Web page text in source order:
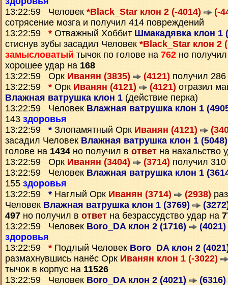
13:22:59 Человек *Black_Star клон 2 (-4014)
(-
сотрясение мозга и получил 414 повреждений
13:22:59 * Отважный Хоббит Шмакадявка клон 1
стиснув зубы засадил Человек *Black_Star клон 2
замысловатый тычок по голове на 762 но
хорошее удар на 168
13:22:59 Орк Иванян (3835) (4121) получил 286
13:22:59 * Орк Иванян (4121) (4121) отразил
Влажная ватрушка клон 1 (действие перка)
13:22:59 Человек Влажная ватрушка клон 1
143 здоровья
13:22:59 * Злопамятный Орк Иванян (4121)
засадил Человек Влажная ватрушка клон 1
голове на 1434 но получил в ответ на нахальство
13:22:59 Орк Иванян (3404) (3714) получил 310
13:22:59 Человек Влажная ватрушка клон 1
155 здоровья
13:22:59 * Наглый Орк Иванян (3714) (2938)
Человек Влажная ватрушка клон 1 (3769)
497 но получил в ответ на безрассудство удар на
13:22:59 Человек Boro_DA клон 2 (1716) (4021)
здоровья
13:22:59 * Подлый Человек Boro_DA клон 2
размахнувшись нанёс Орк Иванян клон 1 (-3022)
тычок в корпус на 11526
13:22:59 Человек Boro_DA клон 2 (4021) (6316)